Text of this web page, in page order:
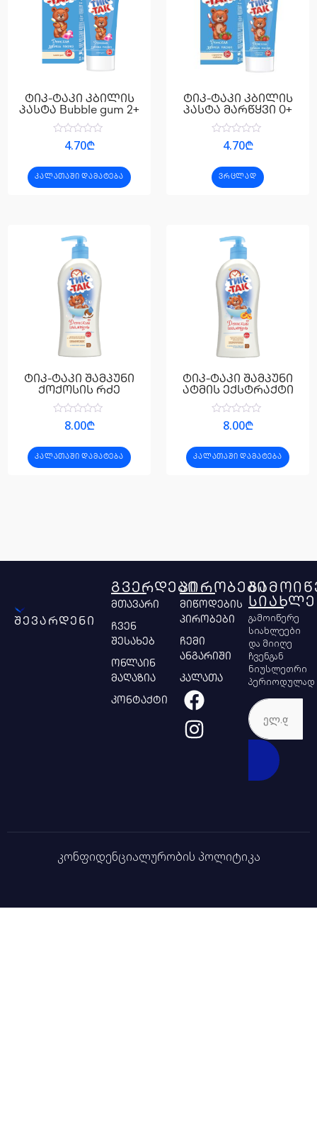
ტიკ-ტაკი კბილის
პასტა Bubble gum 2+
შეფასება
5-
დან
4.70₾
ᲙᲐᲚᲐᲗᲐᲨᲘ ᲓᲐᲛᲐᲢᲔᲑᲐ
ტიკ-ტაკი კბილის
პასტა მარწყვი 0+
შეფასება
5-
დან
4.70₾
ᲕᲠᲪᲚᲐᲓ
ტიკ-ტაკი შამპუნი
ქოქოსის რძე
შეფასება
5-
დან
8.00₾
ᲙᲐᲚᲐᲗᲐᲨᲘ ᲓᲐᲛᲐᲢᲔᲑᲐ
ტიკ-ტაკი შამპუნი
ატმის ექსტრაქტი
შეფასება
5-
დან
8.00₾
ᲙᲐᲚᲐᲗᲐᲨᲘ ᲓᲐᲛᲐᲢᲔᲑᲐ
შევარდენი
ᲒᲕᲔᲠᲓᲔᲑᲘ
მთავარი
ჩვენ
შესახებ
ონლაინ
მაღაზია
კონტაქტი
ᲞᲘᲠᲝᲑᲔᲑᲘ
მიწოდების
პირობები
ჩემი
ანგარიში
კალათა
ᲡᲘᲐᲮᲚᲔ
გამოიწერე
სიახლეები
და მიიღე
ჩვენგან
ნიუსლეთრი
პერიოდულად
კონფიდენციალურობის პოლიტიკა